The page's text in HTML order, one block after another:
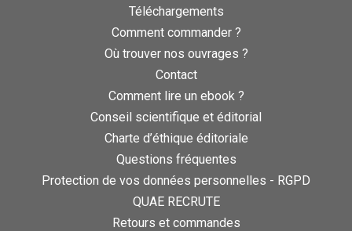
Téléchargements
Comment commander ?
Où trouver nos ouvrages ?
Contact
Comment lire un ebook ?
Conseil scientifique et éditorial
Charte d’éthique éditoriale
Questions fréquentes
Protection de vos données personnelles - RGPD
QUAE RECRUTE
Retours et commandes